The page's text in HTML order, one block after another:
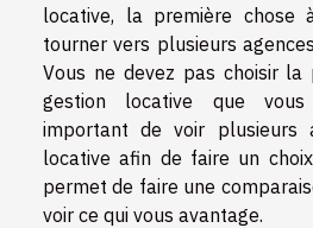
locative, la première chose
tourner vers plusieurs
Vous ne devez pas choisir la
gestion locative que
important de voir plusieurs
locative afin de faire un
permet de faire une
voir ce qui vous avantage.